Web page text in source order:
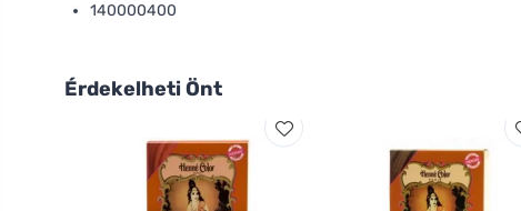
140000400
Érdekelheti Önt